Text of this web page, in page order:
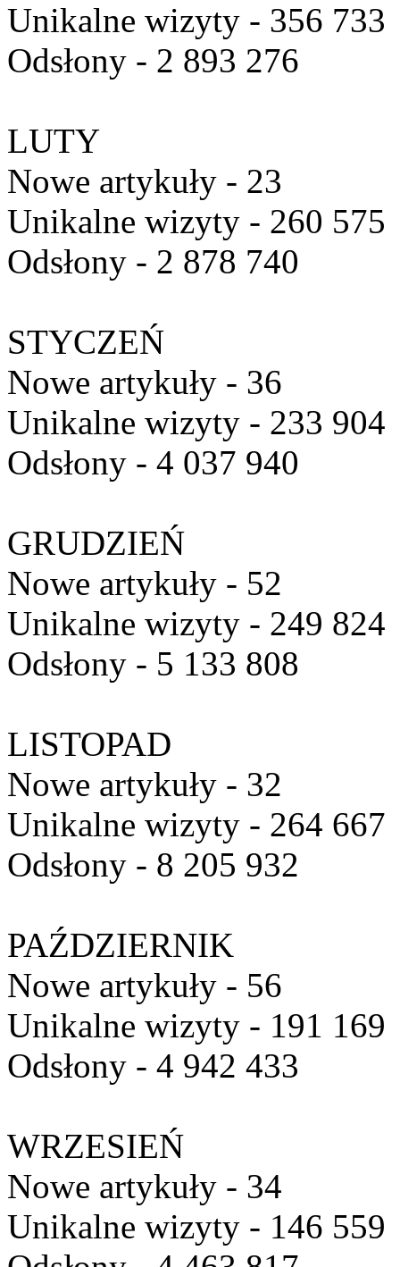
Unikalne wizyty - 356 733
Odsłony - 2 893 276
LUTY
Nowe artykuły - 23
Unikalne wizyty - 260 575
Odsłony - 2 878 740
STYCZEŃ
Nowe artykuły - 36
Unikalne wizyty - 233 904
Odsłony - 4 037 940
GRUDZIEŃ
Nowe artykuły - 52
Unikalne wizyty - 249 824
Odsłony - 5 133 808
LISTOPAD
Nowe artykuły - 32
Unikalne wizyty - 264 667
Odsłony - 8 205 932
PAŹDZIERNIK
Nowe artykuły - 56
Unikalne wizyty - 191 169
Odsłony - 4 942 433
WRZESIEŃ
Nowe artykuły - 34
Unikalne wizyty - 146 559